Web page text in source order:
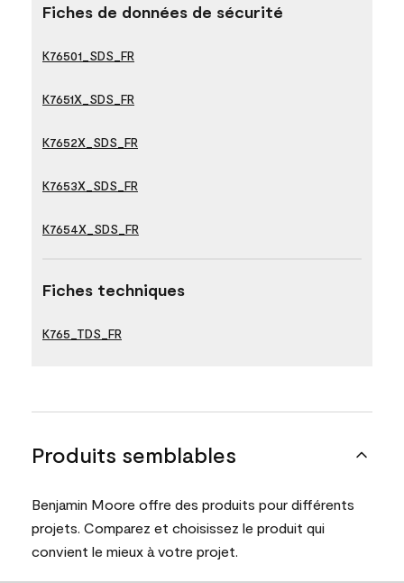
Fiches de données de sécurité
K76501_SDS_FR
K7651X_SDS_FR
K7652X_SDS_FR
K7653X_SDS_FR
K7654X_SDS_FR
Fiches techniques
K765_TDS_FR
Produits semblables
Benjamin Moore offre des produits pour différents
projets. Comparez et choisissez le produit qui
convient le mieux à votre projet.